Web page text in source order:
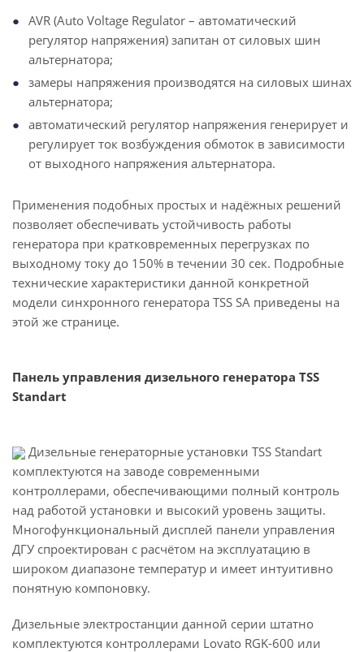
AVR (Auto Voltage Regulator – автоматический
регулятор напряжения) запитан от силовых шин
альтернатора;
замеры напряжения производятся на силовых шинах
альтернатора;
автоматический регулятор напряжения генерирует и
регулирует ток возбуждения обмоток в зависимости
от выходного напряжения альтернатора.
Применения подобных простых и надёжных решений
позволяет обеспечивать устойчивость работы
генератора при кратковременных перегрузках по
выходному току до 150% в течении 30 сек. Подробные
технические характеристики данной конкретной
модели синхронного генератора TSS SA приведены на
этой же странице.
Панель управления дизельного генератора TSS
Standart
Дизельные генераторные установки TSS Standart
комплектуются на заводе современными
контроллерами, обеспечивающими полный контроль
над работой установки и высокий уровень защиты.
Многофункциональный дисплей панели управления
ДГУ спроектирован с расчётом на эксплуатацию в
широком диапазоне температур и имеет интуитивно
понятную компоновку.
Дизельные электростанции данной серии штатно
комплектуются контроллерами Lovato RGK-600 или